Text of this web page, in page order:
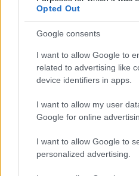
Opted Out
Google consents
I want to allow Google to
related to advertising like
device identifiers in apps.
I want to allow my user
Google for online
I want to allow Google to
personalized advertising.
Bilanci di sostenibilità
Sanfelice 1893 e CFadda
Edoardo Marchesi · 5 Ago 2026
PIÙ LETTI
Transizione energetica e
ESG di AMGA e DBA Group